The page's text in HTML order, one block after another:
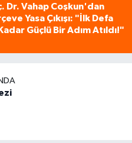
Dr. Vahap Coşkun'dan
Yasa Çıkışı: "İlk Defa
Güçlü Bir Adım Atıldı!"